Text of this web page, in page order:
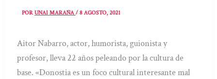
PORUNAI MARAÑA/8 AGOSTO, 2021
Aitor Nabarro, actor, humorista, guionista y
profesor, lleva 22 años peleando por la cultura de
base. «Donostia es un foco cultural interesante mal